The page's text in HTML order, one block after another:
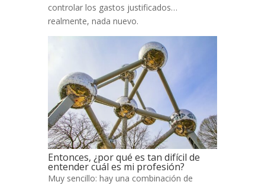
controlar los gastos justificados…
realmente, nada nuevo.
Entonces, ¿por qué es tan difícil de
entender cuál es mi profesión?
Muy sencillo: hay una combinación de